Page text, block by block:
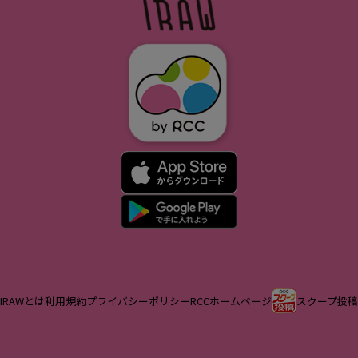
IRAWとは利用規約プライバシーポリシーRCCホームページ スクープ投稿